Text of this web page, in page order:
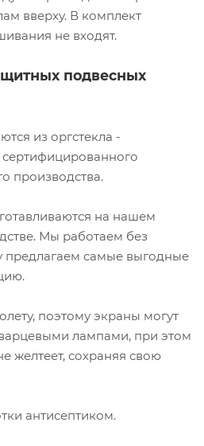
вверху. В комплект
не входят.
подвесных
из оргстекла -
производства.
на нашем
Мы работаем без
предлагаем самые выгодные
поэтому экраны могут
лампами, при этом
желтеет, сохраняя свою
антисептиком.